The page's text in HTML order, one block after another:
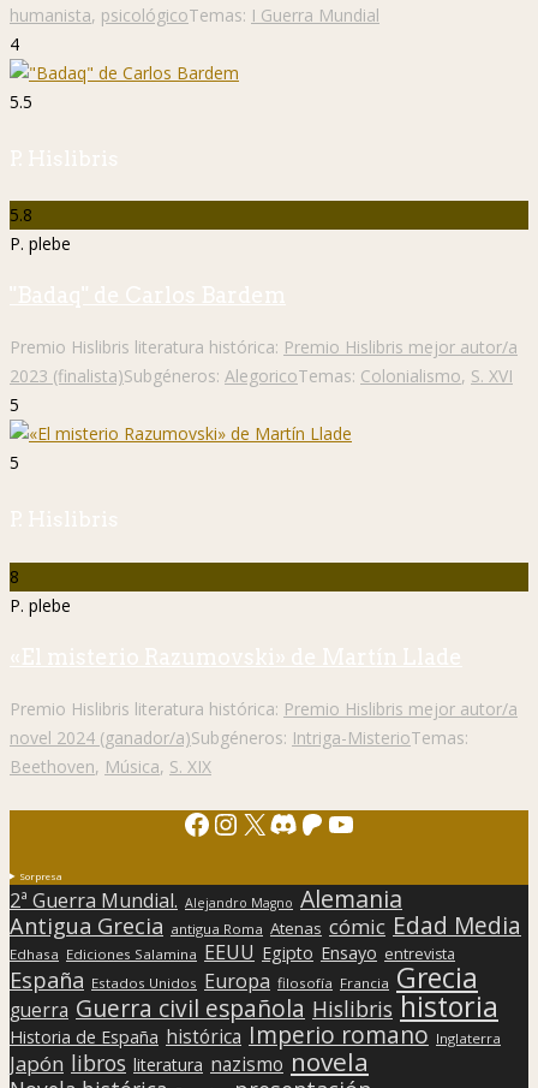
humanista, psicológicoTemas: I Guerra Mundial
4
5.5
P. Hislibris
5.8
P. plebe
"Badaq" de Carlos Bardem
Premio Hislibris literatura histórica: Premio Hislibris mejor autor/a
2023 (finalista)Subgéneros: AlegoricoTemas: Colonialismo, S. XVI
5
5
P. Hislibris
8
P. plebe
«El misterio Razumovski» de Martín Llade
Premio Hislibris literatura histórica: Premio Hislibris mejor autor/a
novel 2024 (ganador/a)Subgéneros: Intriga-MisterioTemas:
Beethoven, Música, S. XIX
Facebook
Instagram
X Discord
Patreon
YouTube
Sorpresa
2ª Guerra Mundial. Alejandro Magno Alemania
Antigua Grecia antigua Roma Atenas cómic Edad Media
Edhasa Ediciones Salamina EEUU Egipto Ensayo entrevista
España Estados Unidos Europa filosofía Francia Grecia
guerra Guerra civil española Hislibris historia
Historia de España histórica Imperio romano Inglaterra
Japón libros literatura nazismo novela